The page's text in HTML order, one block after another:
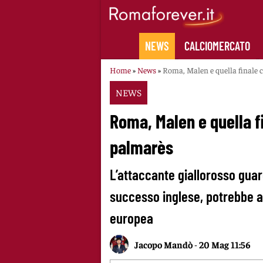
NEWS CALCIOMERCATO
Home» News» Roma, Malen e quella finale
NEWS
Roma, Malen e quella
palmarès
L’attaccante giallorosso
successo inglese, potrebbe
europea
Jacopo Mandò-20 Mag 11:56